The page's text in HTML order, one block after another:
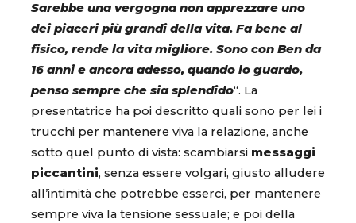
Sarebbe una vergogna non apprezzare uno
dei piaceri più grandi della vita. Fa bene al
fisico, rende la vita migliore. Sono con Ben da
16 anni e ancora adesso, quando lo guardo,
penso sempre che sia splendido“. La
presentatrice ha poi descritto quali sono per lei i
trucchi per mantenere viva la relazione, anche
sotto quel punto di vista: scambiarsi messaggi
piccantini, senza essere volgari, giusto alludere
all’intimità che potrebbe esserci, per mantenere
sempre viva la tensione sessuale; e poi della